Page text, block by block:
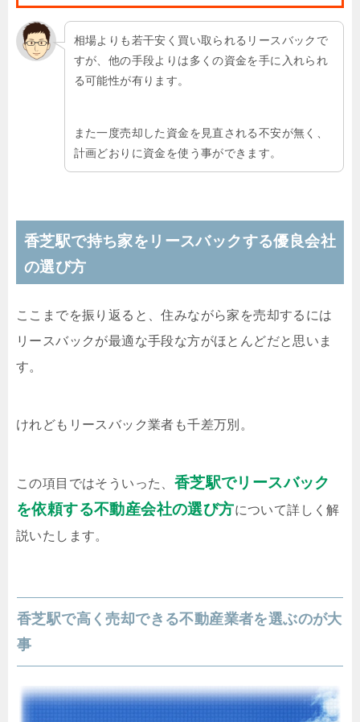
相場よりも若干安く買い取られるリースバックで
すが、他の手段よりは多くの資金を手に入れられ
る可能性が有ります。
また一度売却した資金を見直される不安が無く、
計画どおりに資金を使う事ができます。
香芝駅で持ち家をリースバックする優良会社
の選び方
ここまでを振り返ると、住みながら家を売却するには
リースバックが最適な手段な方がほとんどだと思いま
す。
けれどもリースバック業者も千差万別。
この項目ではそういった、 香芝駅でリースバック
を依頼する不動産会社の選び方について詳しく解
説いたします。
香芝駅で高く売却できる不動産業者を選ぶのが大
事